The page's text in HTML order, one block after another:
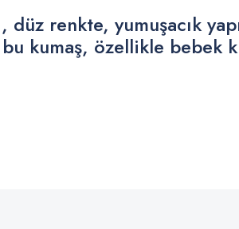
renkte, yumuşacık
kumaş, özellikle bebek